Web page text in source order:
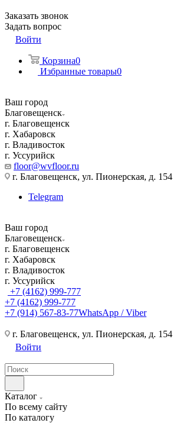
Заказать звонок
Задать вопрос
Войти
Корзина0
Избранные товары0
Ваш город
Благовещенск
г. Благовещенск
г. Хабаровск
г. Владивосток
г. Уссурийск
floor@wvfloor.ru
г. Благовещенск, ул. Пионерская, д. 154
Telegram
Ваш город
Благовещенск
г. Благовещенск
г. Хабаровск
г. Владивосток
г. Уссурийск
+7 (4162) 999-777
+7 (4162) 999-777
+7 (914) 567-83-77WhatsApp / Viber
г. Благовещенск, ул. Пионерская, д. 154
Войти
Каталог
По всему сайту
По каталогу